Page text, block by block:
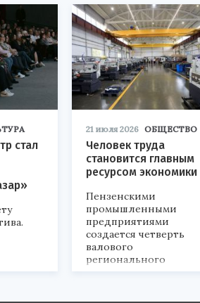
стал
21 июля 2026 ОБЩЕСТВО
Человек труда
становится главным
ресурсом экономики
Пензенскими
промышленными
предприятиями
создается четверть
валового
регионального
продукта и